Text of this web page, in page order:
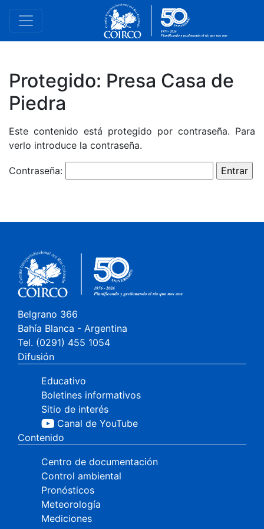
Protegido: Presa Casa de
Piedra
Este contenido está protegido por contraseña. Para
verlo introduce la contraseña.
Contraseña:
Belgrano 366
Bahía Blanca - Argentina
Tel. (0291) 455 1054
Difusión
Educativo
Boletines informativos
Sitio de interés
Canal de YouTube
Contenido
Centro de documentación
Control ambiental
Pronósticos
Meteorología
Mediciones